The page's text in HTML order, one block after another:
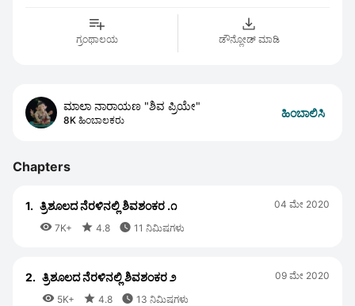
ಗ್ರಂಥಾಲಯ ಡೌನ್ಲೋಡ್ ಮಾಡಿ
ಮಾಲಾ ನಾರಾಯಣ "ಶಿವ ಪ್ರಿಯೇ"
8K ಹಿಂಬಾಲಕರು
ಹಿಂಬಾಲಿಸಿ
Chapters
1. ತ್ರಿಶೂಲದ ನೆರಳಿನಲ್ಲಿ ಶಿವಶಂಕರ .೧
 7K+  4.8  11 ನಿಮಿಷಗಳು
04 ಮೇ 2020
2. ತ್ರಿಶೂಲದ ನೆರಳಿನಲ್ಲಿ ಶಿವಶಂಕರ ೨
 5K+  4.8  13 ನಿಮಿಷಗಳು
09 ಮೇ 2020